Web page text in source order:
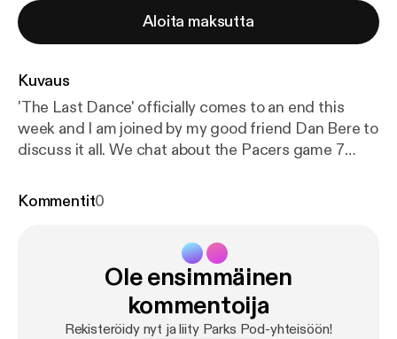
Aloita maksutta
Kuvaus
'The Last Dance' officially comes to an end this
week and I am joined by my good friend Dan Bere to
discuss it all. We chat about the Pacers game 7
performance, and a look back at our favorite
Kommentit0
Ole ensimmäinen
kommentoija
Rekisteröidy nyt ja liity Parks Pod-yhteisöön!